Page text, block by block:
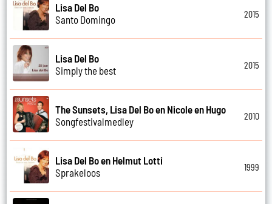
Lisa Del Bo
Santo Domingo
2015
Lisa Del Bo
Simply the best
2015
The Sunsets, Lisa Del Bo en Nicole en Hugo
Songfestivalmedley
2010
Lisa Del Bo en Helmut Lotti
Sprakeloos
1999